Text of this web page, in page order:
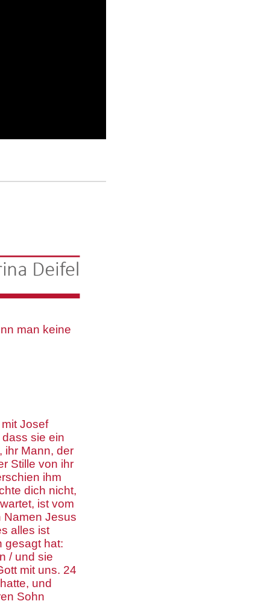
man keine
Josef
sie ein
ihr Mann, der
Stille von ihr
ihm
dich nicht,
ist vom
Namen Jesus
alles ist
gesagt hat:
/ und sie
mit uns. 24
und
Sohn